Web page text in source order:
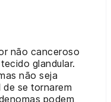
não canceroso
glandular.
não seja
se tornarem
podem